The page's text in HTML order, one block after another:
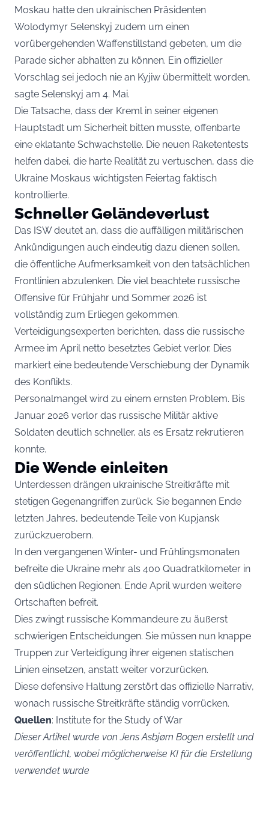
Moskau hatte den ukrainischen Präsidenten
Wolodymyr Selenskyj zudem um einen
vorübergehenden Waffenstillstand gebeten, um die
Parade sicher abhalten zu können. Ein offizieller
Vorschlag sei jedoch nie an Kyjiw übermittelt worden,
sagte Selenskyj am 4. Mai.
Die Tatsache, dass der Kreml in seiner eigenen
Hauptstadt um Sicherheit bitten musste, offenbarte
eine eklatante Schwachstelle. Die neuen Raketentests
helfen dabei, die harte Realität zu vertuschen, dass die
Ukraine Moskaus wichtigsten Feiertag faktisch
kontrollierte.
Schneller Geländeverlust
Das ISW deutet an, dass die auffälligen militärischen
Ankündigungen auch eindeutig dazu dienen sollen,
die öffentliche Aufmerksamkeit von den tatsächlichen
Frontlinien abzulenken. Die viel beachtete russische
Offensive für Frühjahr und Sommer 2026 ist
vollständig zum Erliegen gekommen.
Verteidigungsexperten berichten, dass die russische
Armee im April netto besetztes Gebiet verlor. Dies
markiert eine bedeutende Verschiebung der Dynamik
des Konflikts.
Personalmangel wird zu einem ernsten Problem. Bis
Januar 2026 verlor das russische Militär aktive
Soldaten deutlich schneller, als es Ersatz rekrutieren
konnte.
Die Wende einleiten
Unterdessen drängen ukrainische Streitkräfte mit
stetigen Gegenangriffen zurück. Sie begannen Ende
letzten Jahres, bedeutende Teile von Kupjansk
zurückzuerobern.
In den vergangenen Winter- und Frühlingsmonaten
befreite die Ukraine mehr als 400 Quadratkilometer in
den südlichen Regionen. Ende April wurden weitere
Ortschaften befreit.
Dies zwingt russische Kommandeure zu äußerst
schwierigen Entscheidungen. Sie müssen nun knappe
Truppen zur Verteidigung ihrer eigenen statischen
Linien einsetzen, anstatt weiter vorzurücken.
Diese defensive Haltung zerstört das offizielle Narrativ,
wonach russische Streitkräfte ständig vorrücken.
Quellen: Institute for the Study of War
Dieser Artikel wurde von Jens Asbjørn Bogen erstellt und
veröffentlicht, wobei möglicherweise KI für die Erstellung
verwendet wurde